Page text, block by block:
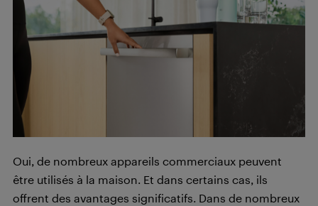
Oui, de nombreux appareils commerciaux peuvent
être utilisés à la maison. Et dans certains cas, ils
offrent des avantages significatifs. Dans de nombreux